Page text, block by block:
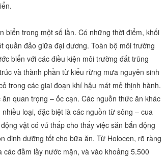
biển trong một số lần. Có những thời điểm, khối
quần đảo giữa đại dương. Toàn bộ môi trường
biển với các điều kiện môi trường đất trũng
và thành phần từ kiểu rừng mưa nguyên sinh
trong các giai đoạn khí hậu mát mẻ thịnh hành.
quan trọng – ốc cạn. Các nguồn thức ăn khác
loại, đặc biệt là các nguồn từ sông – cua
vật có vú thấp cho thấy việc săn bắn động
dinh dưỡng tốt cho bữa ăn. Từ Holocen, rõ ràng
đầm lầy nước mặn, và vào khoảng 5.500